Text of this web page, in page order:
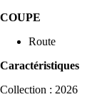
COUPE
Route
Caractéristiques
Collection : 2026